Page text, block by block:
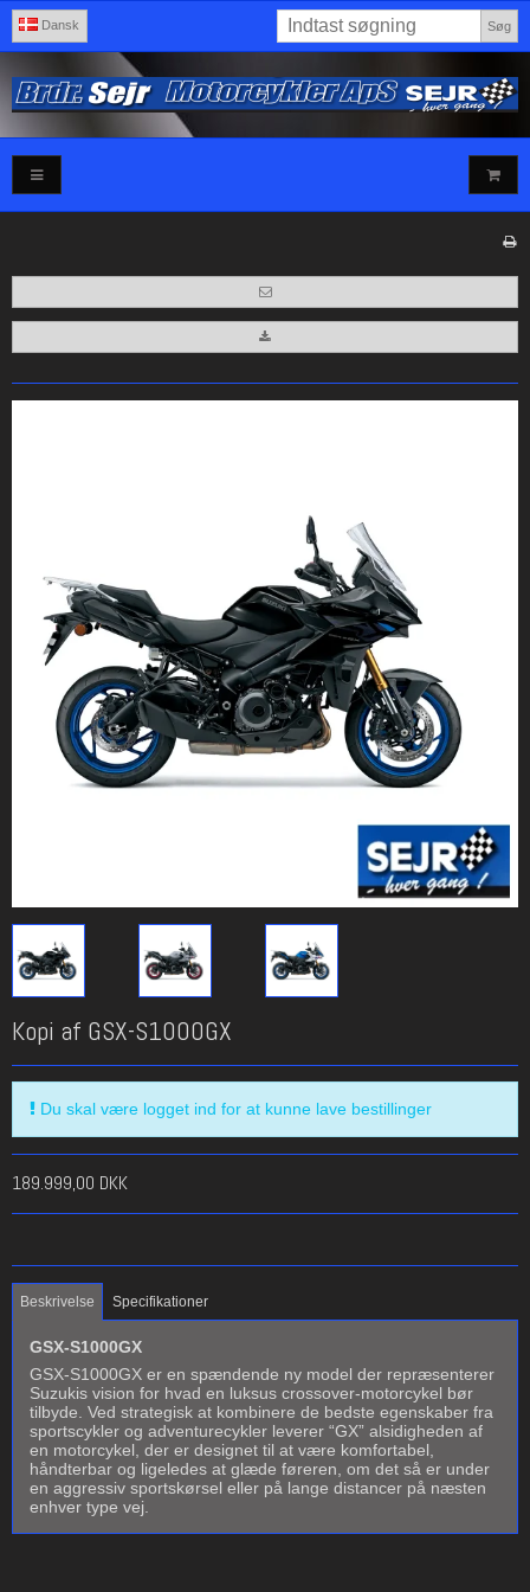
Dansk Søg
Kopi af GSX-S1000GX
Du skal være logget ind for at kunne lave bestillinger
189.999,00 DKK
Beskrivelse Specifikationer
GSX-S1000GX
GSX-S1000GX er en spændende ny model der repræsenterer
Suzukis vision for hvad en luksus crossover-motorcykel bør
tilbyde. Ved strategisk at kombinere de bedste egenskaber fra
sportscykler og adventurecykler leverer “GX” alsidigheden af
en motorcykel, der er designet til at være komfortabel,
håndterbar og ligeledes at glæde føreren, om det så er under
en aggressiv sportskørsel eller på lange distancer på næsten
enhver type vej.